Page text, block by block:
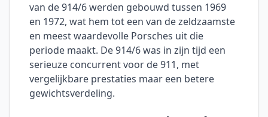
van de 914/6 werden gebouwd tussen 1969
en 1972, wat hem tot een van de zeldzaamste
en meest waardevolle Porsches uit die
periode maakt. De 914/6 was in zijn tijd een
serieuze concurrent voor de 911, met
vergelijkbare prestaties maar een betere
gewichtsverdeling.